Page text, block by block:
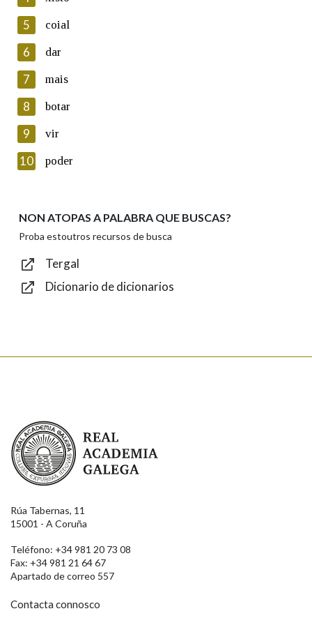
Lin e acepto as condicións da política de
Introduce o código que aparece na imaxe:
Texto de verificación
Enviar
5 coial
6 dar
7 mais
8 botar
9 vir
10 poder
NON ATOPAS A PALABRA QUE BUSCAS?
Proba estoutros recursos de busca
Tergal
Dicionario de dicionarios
Real Academia Galega
Rúa Tabernas, 11
15001 - A Coruña
Teléfono: +34 981 20 73 08
Fax: +34 981 21 64 67
Apartado de correo 557
Contacta connosco